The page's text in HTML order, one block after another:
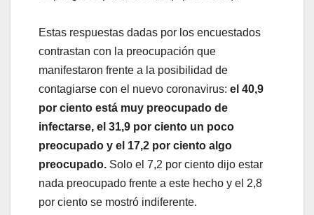
Estas respuestas dadas por los encuestados
contrastan con la preocupación que
manifestaron frente a la posibilidad de
contagiarse con el nuevo coronavirus: el 40,9
por ciento está muy preocupado de
infectarse, el 31,9 por ciento un poco
preocupado y el 17,2 por ciento algo
preocupado. Solo el 7,2 por ciento dijo estar
nada preocupado frente a este hecho y el 2,8
por ciento se mostró indiferente.